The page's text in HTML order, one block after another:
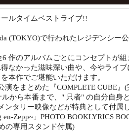
ルタイムベストライブ!!
(TOKYO)で行われたレジデンシー
作のアルバムごとにコンセプトが
なかった滋味深い曲や、今やライ
本作でご堪能いただけます。
演をまとめた『COMPLETE CUBE
ルから本番まで、" 只者" の自分自
ンタリー映像などが特典として付
Zepp~」PHOTO BOOKLYRICS
の専用スタンド付属)